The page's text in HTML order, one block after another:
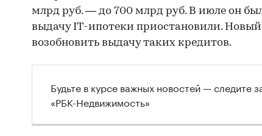
млрд руб. — до 700 млрд руб. В июле он
выдачу IT-ипотеки приостановили.
возобновить выдачу таких кредитов.
Будьте в курсе важных новостей — следите
«РБК-Недвижимость»